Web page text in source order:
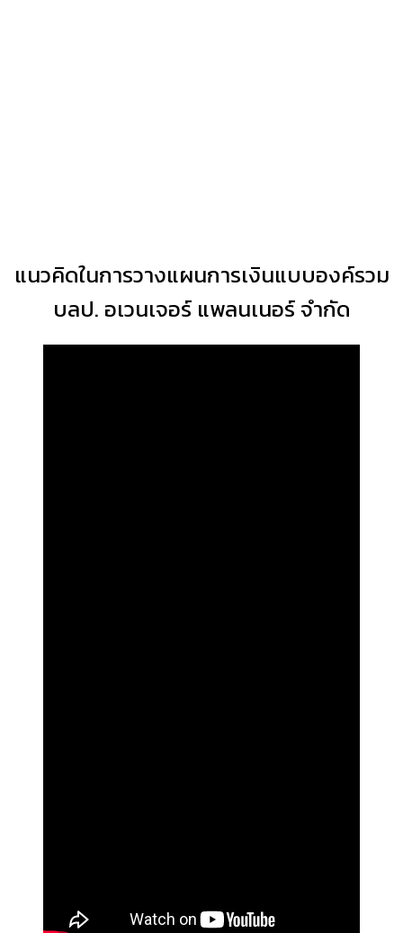
แนวคิดในการวางแผนการเงินแบบองค์รวม
บลป. อเวนเจอร์ แพลนเนอร์ จำกัด